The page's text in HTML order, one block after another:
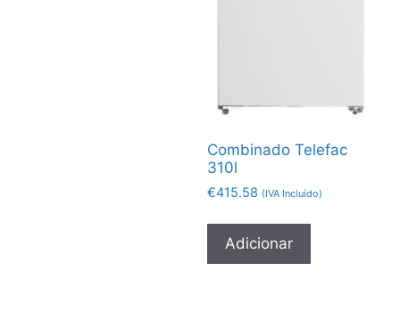
Combinado Telefac
310l
€415.58 (IVA Incluído)
Adicionar